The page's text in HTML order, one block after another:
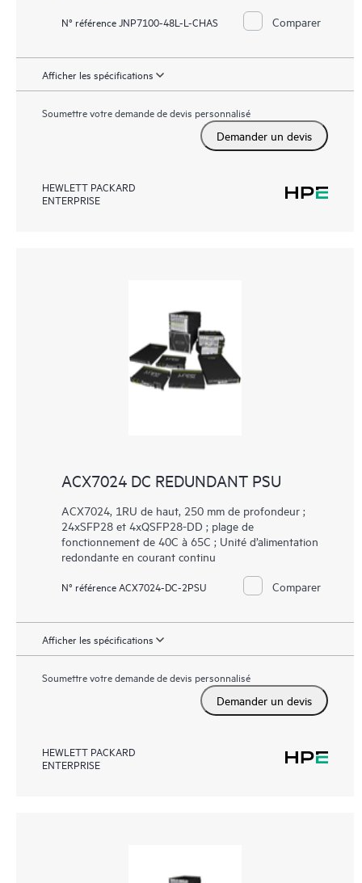
N° référence JNP7100-48L-L-CHAS Comparer
Afficher les spécifications
Soumettre votre demande de devis personnalisé
Demander un devis
HEWLETT PACKARD
ENTERPRISE
ACX7024 DC REDUNDANT PSU
ACX7024, 1RU de haut, 250 mm de profondeur ;
24xSFP28 et 4xQSFP28-DD ; plage de
fonctionnement de 40C à 65C ; Unité d’alimentation
redondante en courant continu
N° référence ACX7024-DC-2PSU Comparer
Afficher les spécifications
Soumettre votre demande de devis personnalisé
Demander un devis
HEWLETT PACKARD
ENTERPRISE